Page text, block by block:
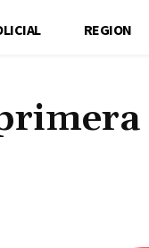
REGION